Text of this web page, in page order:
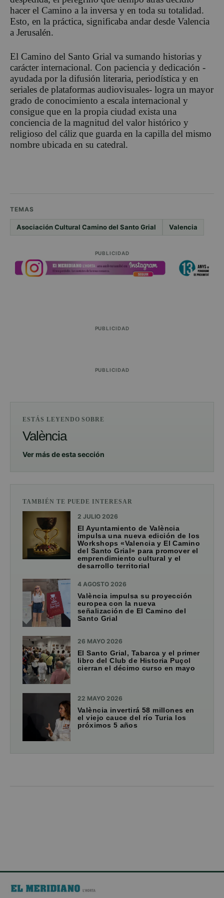
hacer el Camino a la inversa y en toda su totalidad.
Esto, en la práctica, significaba andar desde Valencia
a Jerusalén.
El Camino del Santo Grial va sumando historias y
carácter internacional. Con paciencia y dedicación -
ayudada por la difusión literaria, periodística y en
seriales de plataformas audiovisuales- logra un mayor
grado de conocimiento a escala internacional y
consigue que en la propia ciudad exista una
conciencia de la magnitud del valor histórico y
religioso del cáliz que guarda en la capilla del mismo
nombre ubicada en su catedral.
TEMAS
Asociación Cultural Camino del Santo Grial Valencia
PUBLICIDAD
PUBLICIDAD
PUBLICIDAD
ESTÁS LEYENDO SOBRE
València
Ver más de esta sección
TAMBIÉN TE PUEDE INTERESAR
2 JULIO 2026
El Ayuntamiento de València
impulsa una nueva edición de los
Workshops «Valencia y El Camino
del Santo Grial» para promover el
emprendimiento cultural y el
desarrollo territorial
4 AGOSTO 2026
València impulsa su proyección
europea con la nueva
señalización de El Camino del
Santo Grial
26 MAYO 2026
El Santo Grial, Tabarca y el primer
libro del Club de Historia Puçol
cierran el décimo curso en mayo
22 MAYO 2026
València invertirá 58 millones en
el viejo cauce del río Turia los
próximos 5 años